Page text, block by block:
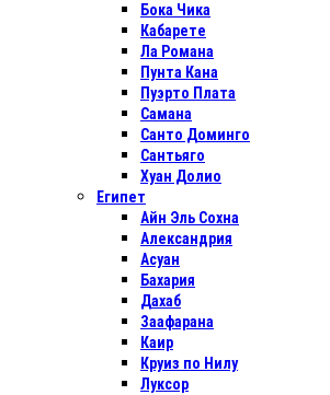
Бока Чика
Кабарете
Ла Романа
Пунта Кана
Пуэрто Плата
Самана
Санто Доминго
Сантьяго
Хуан Долио
Египет
Айн Эль Сохна
Александрия
Асуан
Бахария
Дахаб
Заафарана
Каир
Круиз по Нилу
Луксор